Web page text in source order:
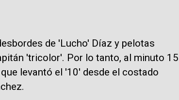
de 'Lucho' Díaz y pelotas
'tricolor'. Por lo tanto, al minuto 15
levantó el '10' desde el costado